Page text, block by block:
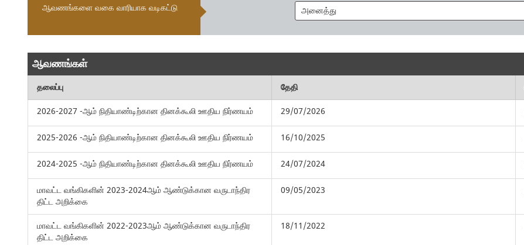
ஆவணங்களை வகை வாரியாக வடிகட்டு
ஆவணங்கள்
தலைப்பு தேதி
2026-2027 -ஆம் நிதியாண்டிற்கான தினக்கூலி ஊதிய நிர்ணயம்
29/07/2026
2025-2026 -ஆம் நிதியாண்டிற்கான தினக்கூலி ஊதிய நிர்ணயம் 16/10/2025
2024-2025 -ஆம் நிதியாண்டிற்கான தினக்கூலி ஊதிய நிர்ணயம் 24/07/2024
மாவட்ட வங்கிகளின் 2023-2024ஆம் ஆண்டுக்கான வருடாந்திர
திட்ட அறிக்கை
09/05/2023
மாவட்ட வங்கிகளின் 2022-2023ஆம் ஆண்டுக்கான வருடாந்திர
திட்ட அறிக்கை
18/11/2022